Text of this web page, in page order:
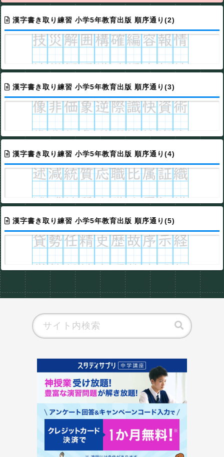
漢字書き取り練習 小学5年教育出版 順序通り(2)
漢字書き取り練習 小学5年教育出版 順序通り(3)
漢字書き取り練習 小学5年教育出版 順序通り(4)
漢字書き取り練習 小学5年教育出版 順序通り(5)